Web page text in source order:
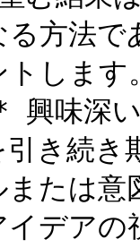
る方法
トします
味深い
き続
たは
イデア